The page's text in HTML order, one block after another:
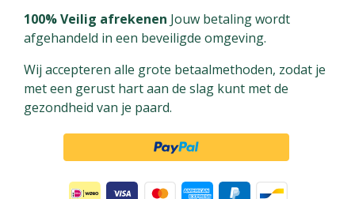
e
b
o
k
t
e
e
s
t
k
e
I
n
100% Veilig afrekenen Jouw betaling wordt
afgehandeld in een beveiligde omgeving.
Wij accepteren alle grote betaalmethoden, zodat je
met een gerust hart aan de slag kunt met de
gezondheid van je paard.